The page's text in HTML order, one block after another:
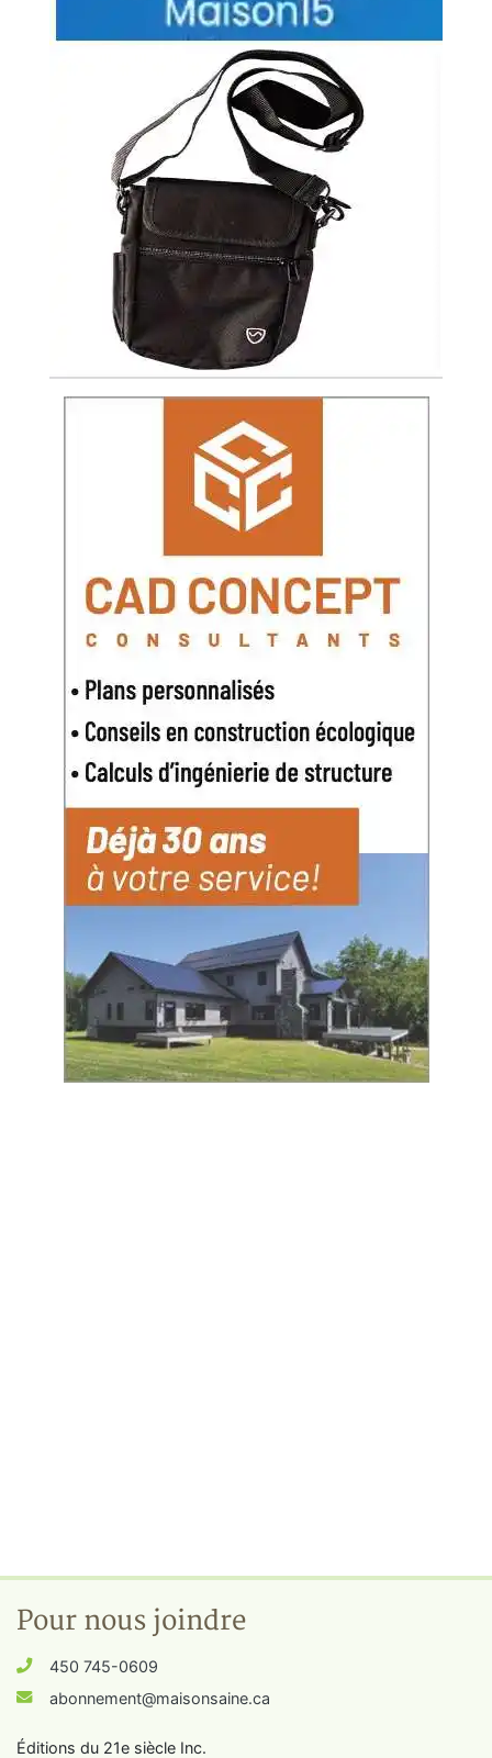
Pour nous joindre
450 745-0609
abonnement@maisonsaine.ca
Éditions du 21e siècle Inc.